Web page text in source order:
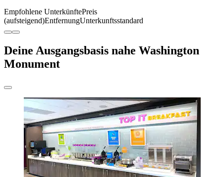
Empfohlene UnterkünftePreis
(aufsteigend)EntfernungUnterkunftsstandard
Deine Ausgangsbasis nahe Washington
Monument